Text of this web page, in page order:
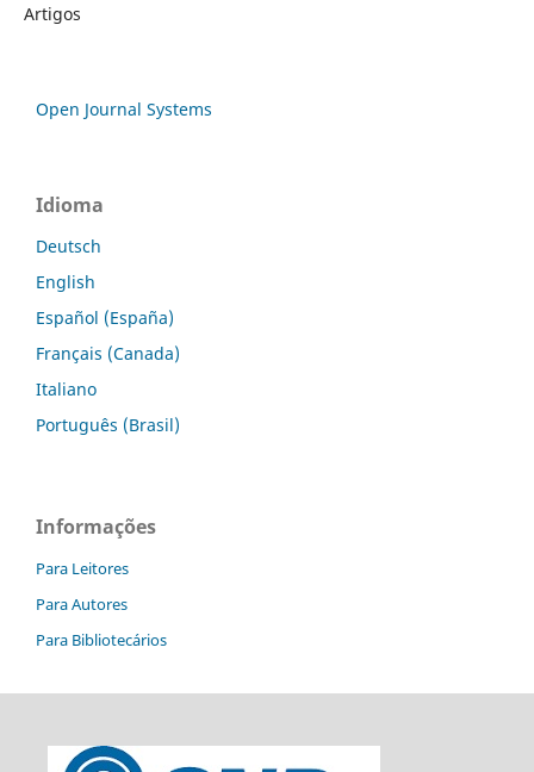
Artigos
Open Journal Systems
Idioma
Deutsch
English
Español (España)
Français (Canada)
Italiano
Português (Brasil)
Informações
Para Leitores
Para Autores
Para Bibliotecários